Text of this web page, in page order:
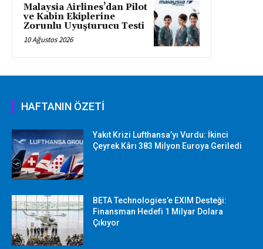
Malaysia Airlines’dan Pilot
ve Kabin Ekiplerine
Zorunlu Uyuşturucu Testi
10 Ağustos 2026
HAFTANIN ÖZETİ
Yakıt Krizi Lufthansa’yı Vurdu: İkinci
Çeyrek Kârı 383 Milyon Euroya Geriledi
BETA Technologies’e EXIM Desteği:
Finansman Hedefi 1 Milyar Dolara
Çıkıyor